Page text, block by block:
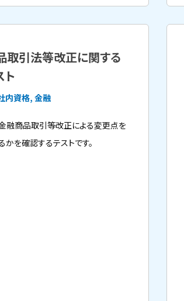
取引法等改正に関する
ト
内資格, 金融
融商品取引等改正による変更点を
かを確認するテストです。